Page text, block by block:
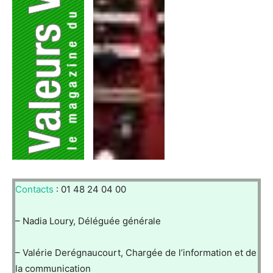
Contacts : 01 48 24 04 00
– Nadia Loury, Déléguée générale
– Valérie Derégnaucourt, Chargée de l’information et de
la communication